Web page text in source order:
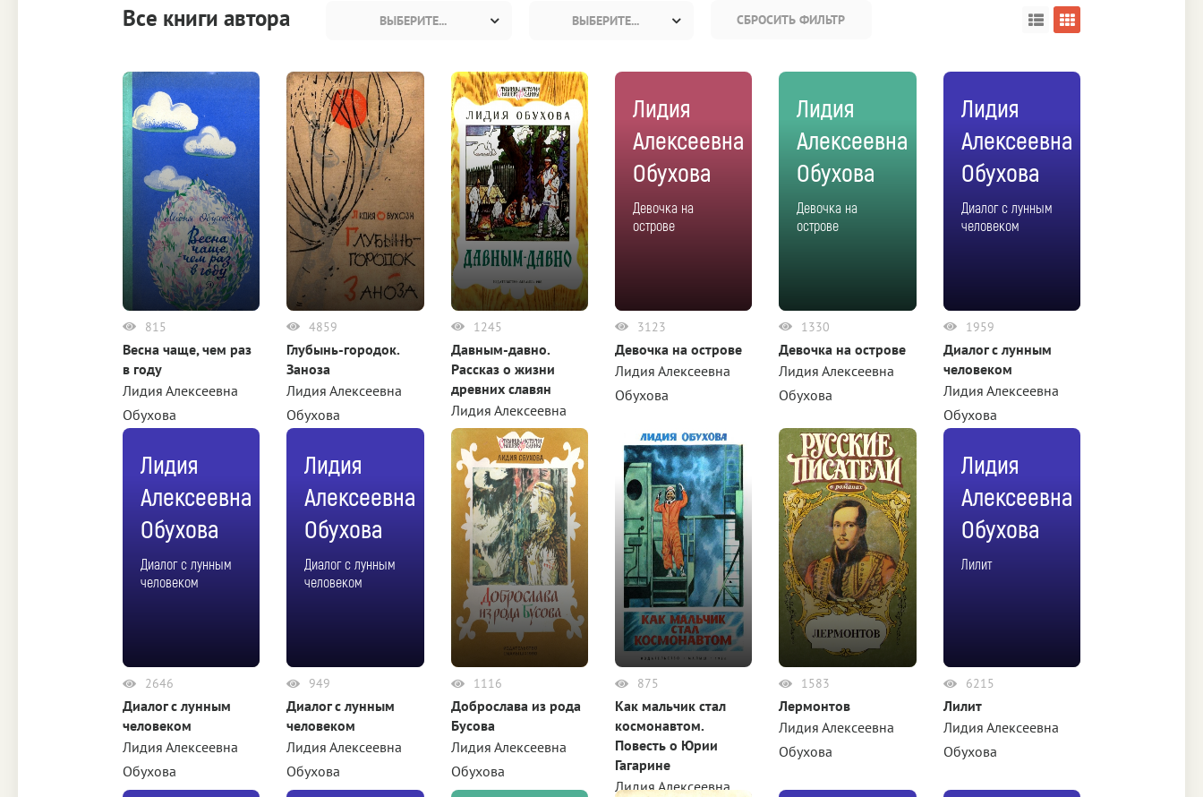
Все книги автора ВЫБЕРИТЕ... ВЫБЕРИТЕ... СБРОСИТЬ ФИЛЬТР
815
Весна чаще, чем раз
в году
Лидия Алексеевна
Обухова
4859
Глубынь-городок.
Заноза
Лидия Алексеевна
Обухова
1245
Давным-давно.
Рассказ о жизни
древних славян
Лидия Алексеевна
Обухова
Лидия
Алексеевна
Обухова
Девочка на
острове
3123
Девочка на острове
Лидия Алексеевна
Обухова
Лидия
Алексеевна
Обухова
Девочка на
острове
1330
Девочка на острове
Лидия Алексеевна
Обухова
Лидия
Алексеевна
Обухова
Диалог с лунным
человеком
1959
Диалог с лунным
человеком
Лидия Алексеевна
Обухова
Лидия
Алексеевна
Обухова
Диалог с лунным
человеком
2646
Диалог с лунным
человеком
Лидия Алексеевна
Обухова
Лидия
Алексеевна
Обухова
Диалог с лунным
человеком
949
Диалог с лунным
человеком
Лидия Алексеевна
Обухова
1116
Доброслава из рода
Бусова
Лидия Алексеевна
Обухова
875
Как мальчик стал
космонавтом.
Повесть о Юрии
Гагарине
Лидия Алексеевна
1583
Лермонтов
Лидия Алексеевна
Обухова
Лидия
Алексеевна
Обухова
Лилит
6215
Лилит
Лидия Алексеевна
Обухова